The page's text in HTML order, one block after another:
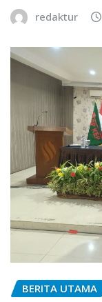
redaktur
BERITA UTAMA